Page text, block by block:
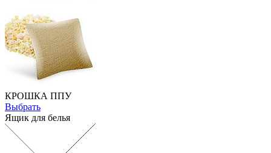
КРОШКА ППУ
Выбрать
Ящик для белья